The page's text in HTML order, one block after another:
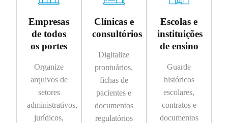
Empresas
de todos
os portes
Organize
arquivos de
setores
administrativos,
jurídicos,
Clínicas e
consultórios
Digitalize
prontuários,
fichas de
pacientes e
documentos
regulatórios
Escolas e
instituições
de ensino
Guarde
históricos
escolares,
contratos e
documentos